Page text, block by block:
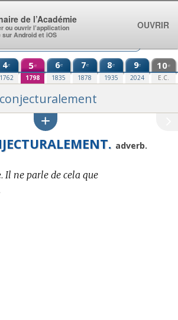
4e
1762
5e
1798
6e
1835
7e
1878
8e
1935
9e
2024
10e
E.C.
conjecturalement
adverb.
Il ne parle de cela que
de l’Académie
ou ouvrir l’application
sur Android et iOS
OUVRIR